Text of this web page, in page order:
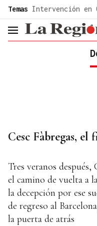
common.go-to-content
Temas Intervención en
header.menu.open
Cesc Fàbregas, el
Tres veranos después,
el camino de vuelta a
la decepción por ese
de regreso al
la puerta de atrás